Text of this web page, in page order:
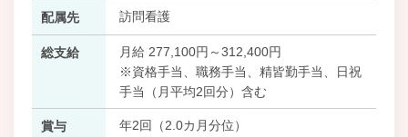
配属先 訪問看護
総支給
月給 277,100円～312,400円
※資格手当、職務手当、精皆勤手当、日祝
手当（月平均2回分）含む
賞与 年2回（2.0カ月分位）